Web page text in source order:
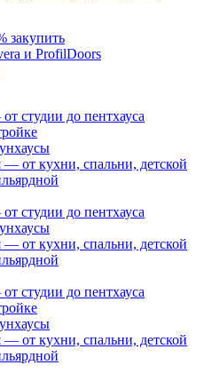
закупить
и ProfilDoors
от студии до пентхауса
— от кухни, спальни, детской
от студии до пентхауса
— от кухни, спальни, детской
от студии до пентхауса
— от кухни, спальни, детской